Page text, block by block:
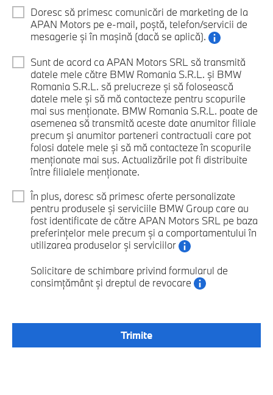
Doresc să primesc comunicări de marketing de la
APAN Motors pe e-mail, poștă, telefon/servicii de
mesagerie și în mașină (dacă se aplică).
Sunt de acord ca APAN Motors SRL să transmită
datele mele către BMW Romania S.R.L. și BMW
Romania S.R.L. să prelucreze și să folosească
datele mele și să mă contacteze pentru scopurile
mai sus menționate. BMW Romania S.R.L. poate de
asemenea să transmită aceste date anumitor filiale
precum și anumitor parteneri contractuali care pot
folosi datele mele și să mă contacteze în scopurile
menționate mai sus. Actualizările pot fi distribuite
între filialele menționate.
În plus, doresc să primesc oferte personalizate
pentru produsele și serviciile BMW Group care au
fost identificate de către APAN Motors SRL pe baza
preferințelor mele precum și a comportamentului în
utilizarea produselor și serviciilor
Solicitare de schimbare privind formularul de
consimțământ și dreptul de revocare